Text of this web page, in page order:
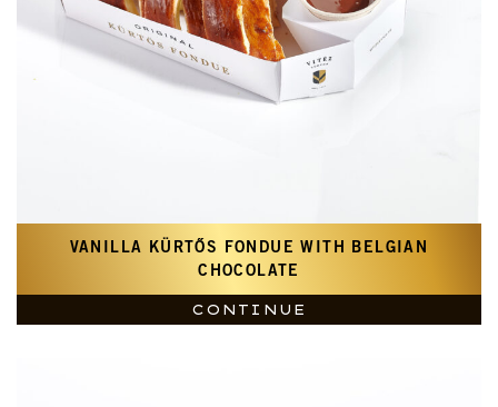
VANILLA KÜRTŐS FONDUE WITH BELGIAN
CHOCOLATE
CONTINUE